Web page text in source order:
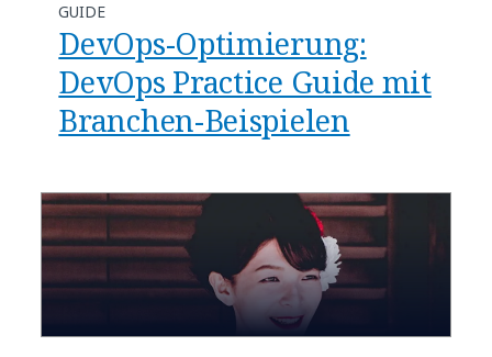
GUIDE
DevOps-Optimierung:
DevOps Practice Guide mit
Branchen-Beispielen